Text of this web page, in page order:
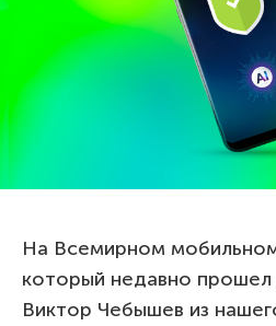
На Всемирном
который недавно прошел
Виктор Чебышев из